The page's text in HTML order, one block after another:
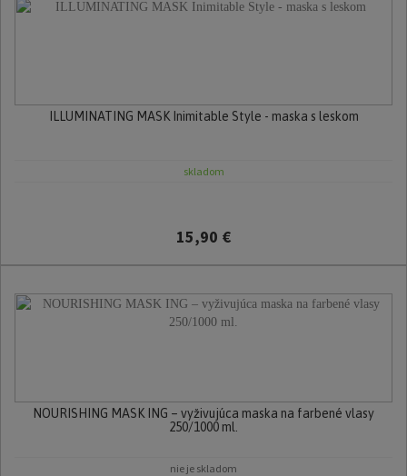
ILLUMINATING MASK Inimitable Style - maska s leskom
skladom
15,90 €
NOURISHING MASK ING – vyživujúca maska na farbené vlasy
250/1000 ml.
nie je skladom